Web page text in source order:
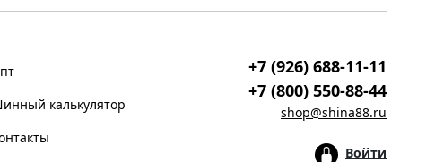
калькулятор
+7 (926) 688-11-11
+7 (800) 550-88-44
shop@shina88.ru
Войти